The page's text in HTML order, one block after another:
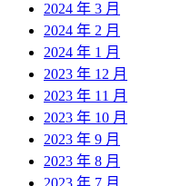
2024 年 3 月
2024 年 2 月
2024 年 1 月
2023 年 12 月
2023 年 11 月
2023 年 10 月
2023 年 9 月
2023 年 8 月